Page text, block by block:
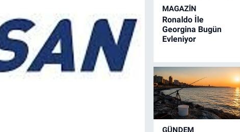
MAGAZİN
Ronaldo İle
Georgina Bugün
Evleniyor
GÜNDEM